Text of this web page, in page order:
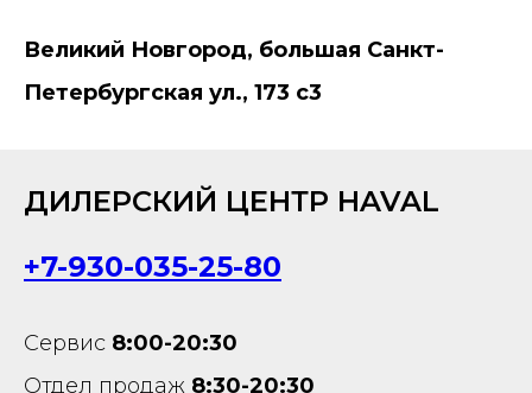
Великий Новгород, большая Санкт-
Петербургская ул., 173 с3
ДИЛЕРСКИЙ ЦЕНТР HAVAL
+7-930-035-25-80
Сервис 8:00-20:30
Отдел продаж 8:30-20:30